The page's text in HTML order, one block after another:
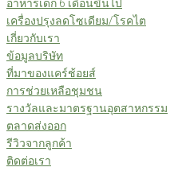
อาหารเด็ก 6 เดือนขึ้นไป
เครื่องปรุงลดโซเดียม/โรคไต
เกี่ยวกับเรา
ข้อมูลบริษัท
ที่มาของแคร์ช้อยส์
การช่วยเหลือชุมชน
รางวัลและมาตรฐานอุตสาหกรรม
ตลาดส่งออก
รีวิวจากลูกค้า
ติดต่อเรา